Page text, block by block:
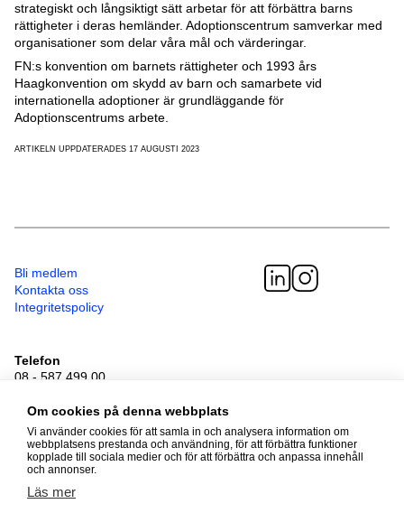
strategiskt och långsiktigt sätt arbetar för att förbättra barns
rättigheter i deras hemländer. Adoptionscentrum samverkar med
organisationer som delar våra mål och värderingar.
FN:s konvention om barnets rättigheter och 1993 års
Haagkonvention om skydd av barn och samarbete vid
internationella adoptioner är grundläggande för
Adoptionscentrums arbete.
ARTIKELN UPPDATERADES 17 AUGUSTI 2023
Bli medlem
Kontakta oss
Integritetspolicy
Telefon
08 - 587 499 00
Sveavägen 41
111 34 Stockholm
Alla rättigheter förbehållna
Om cookies på denna webbplats
Vi använder cookies för att samla in och analysera information om
webbplatsens prestanda och användning, för att förbättra funktioner
kopplade till sociala medier och för att förbättra och anpassa innehåll
och annonser.
Läs mer